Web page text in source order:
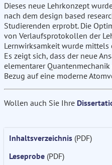
Dieses neue Lehrkonzept
nach dem design based
Studierenden erprobt. Die
von Verlaufsprotokollen der
Lernwirksamkeit wurde mittels
Es zeigt sich, dass der neue
elementarer
Bezug auf eine moderne
Wollen auch Sie Ihre
Inhaltsverzeichnis (PDF)
Leseprobe (PDF)